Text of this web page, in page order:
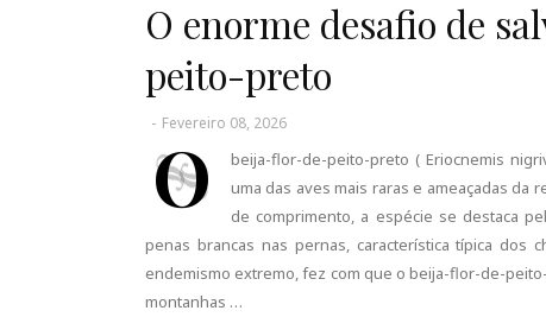
O enorme desafio de
peito-preto
- Fevereiro 08, 2026
O
beija-flor-de-peito-preto ( Eriocnemis
uma das aves mais raras e ameaçadas da
de comprimento, a espécie se destaca
penas brancas nas pernas, característica típica dos
endemismo extremo, fez com que o beija-flor-de-
montanhas …